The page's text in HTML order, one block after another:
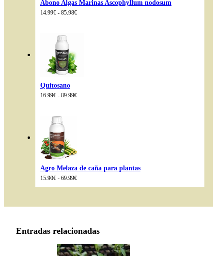
Abono Algas Marinas Ascophyllum nodosum
14.99€ - 85.98€Rango
Quitosano
16.99€ - 89.99€Rango
Agro Melaza de caña para plantas
15.90€ - 69.99€Rango
15.90€
Entradas relacionadas